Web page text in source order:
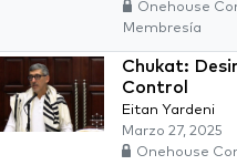
Onehouse
Membresía
Chukat:
Control
Eitan Yardeni
Marzo 27, 2025
Onehouse